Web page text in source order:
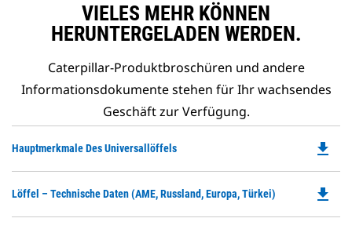
VIELES MEHR KÖNNEN
HERUNTERGELADEN WERDEN.
Caterpillar-Produktbroschüren und andere
Informationsdokumente stehen für Ihr wachsendes
Geschäft zur Verfügung.
Hauptmerkmale Des Universallöffels
a
file_download
Löffel – Technische Daten (AME, Russland, Europa, Türkei) file_download